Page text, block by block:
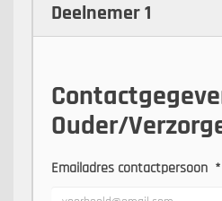
Deelnemer 1
Ouder/
Emailadres contactpersoon *